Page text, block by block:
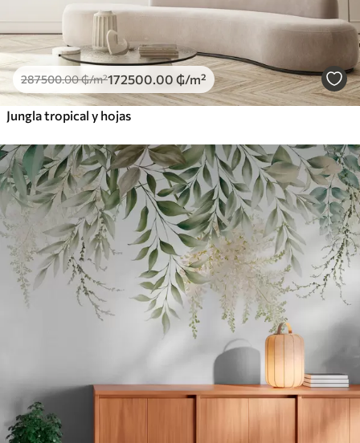
287500.00₲/m²172500 .00 ₲/m²
Jungla tropical y hojas